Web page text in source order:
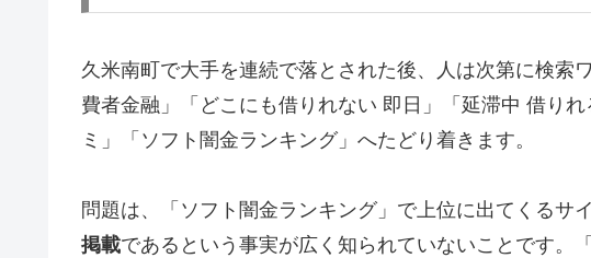
久米南町で大手を連続で落とされた後、人は次第に検索
費者金融」「どこにも借りれない 即日」「延滞中 借り
ミ」「ソフト闇金ランキング」へたどり着きます。
問題は、「ソフト闇金ランキング」で上位に出てくるサ
掲載であるという事実が広く知られていないことです。